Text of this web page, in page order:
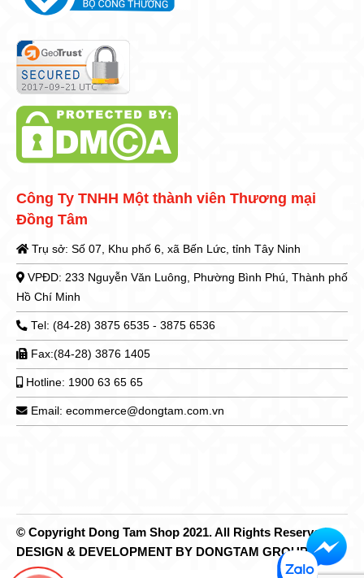
Công Ty TNHH Một thành viên Thương mại
Đồng Tâm
Trụ sở: Số 07, Khu phố 6, xã Bến Lức, tỉnh Tây Ninh
VPĐD: 233 Nguyễn Văn Luông, Phường Bình Phú, Thành phố
Hồ Chí Minh
Tel: (84-28) 3875 6535 - 3875 6536
Fax:(84-28) 3876 1405
Hotline: 1900 63 65 65
Email: ecommerce@dongtam.com.vn
© Copyright Dong Tam Shop 2021. All Rights Reserved.
DESIGN & DEVELOPMENT BY DONGTAM GROUP